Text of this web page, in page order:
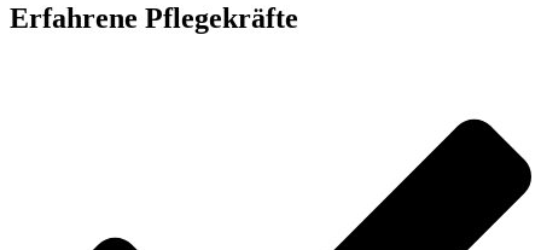
Erfahrene Pflegekräfte